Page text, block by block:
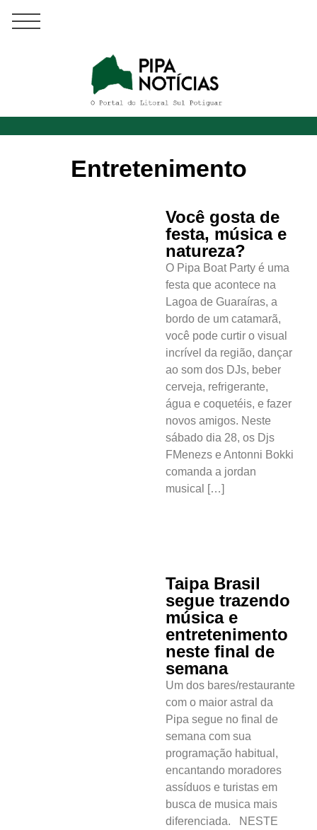
Entretenimento
Você gosta de
festa, música e
natureza?
O Pipa Boat Party é uma
festa que acontece na
Lagoa de Guaraíras, a
bordo de um catamarã,
você pode curtir o visual
incrível da região, dançar
ao som dos DJs, beber
cerveja, refrigerante,
água e coquetéis, e fazer
novos amigos. Neste
sábado dia 28, os Djs
FMenezs e Antonni Bokki
comanda a jordan
musical […]
Taipa Brasil
segue trazendo
música e
entretenimento
neste final de
semana
Um dos bares/restaurante
com o maior astral da
Pipa segue no final de
semana com sua
programação habitual,
encantando moradores
assíduos e turistas em
busca de musica mais
diferenciada. NESTE